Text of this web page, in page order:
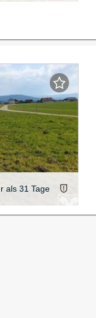
als 31 Tage